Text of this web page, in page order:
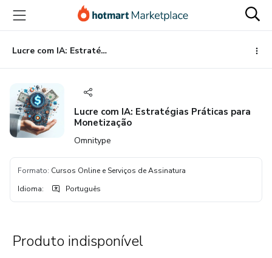
para
conteúdo
principal
para
pagamento
para
rodapé
Lucre com IA: Estratégias Práticas para Monetização
Lucre com IA: Estratégias Práticas para
Monetização
Omnitype
Formato: Cursos Online e Serviços de Assinatura
Idioma: Português
Produto indisponível